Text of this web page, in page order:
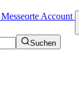
Messeorte Account
Suchen